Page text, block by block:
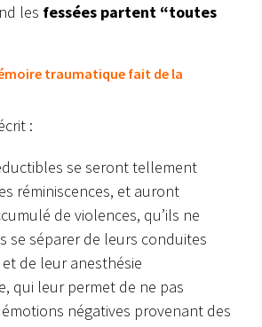
les fessées partent “toutes
traumatique fait de la
:
se seront tellement
réminiscences, et auront
de violences, qu’ils ne
se séparer de leurs conduites
de leur anesthésie
qui leur permet de ne pas
négatives provenant des